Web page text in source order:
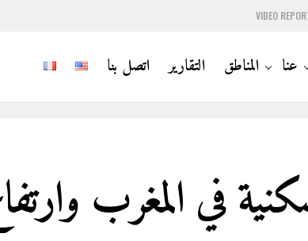
VIDEO
عنا المناطق التقارير اتصل بنا
في المغرب وارتفاع